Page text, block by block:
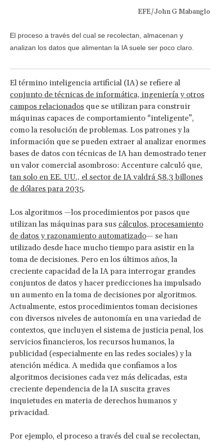
EFE/John G Mabanglo
El proceso a través del cual se recolectan, almacenan y
analizan los datos que alimentan la IA suele ser poco claro.
El término inteligencia artificial (IA) se refiere al
conjunto de técnicas de informática, ingeniería y otros
campos relacionados que se utilizan para construir
máquinas capaces de comportamiento “inteligente”,
como la resolución de problemas. Los patrones y la
información que se pueden extraer al analizar enormes
bases de datos con técnicas de IA han demostrado tener
un valor comercial asombroso: Accenture calculó que,
tan solo en EE. UU., el sector de IA valdrá $8.3 billones
de dólares para 2035.
Los algoritmos —los procedimientos por pasos que
utilizan las máquinas para sus cálculos, procesamiento
de datos y razonamiento automatizado— se han
utilizado desde hace mucho tiempo para asistir en la
toma de decisiones. Pero en los últimos años, la
creciente capacidad de la IA para interrogar grandes
conjuntos de datos y hacer predicciones ha impulsado
un aumento en la toma de decisiones por algoritmos.
Actualmente, estos procedimientos toman decisiones
con diversos niveles de autonomía en una variedad de
contextos, que incluyen el sistema de justicia penal, los
servicios financieros, los recursos humanos, la
publicidad (especialmente en las redes sociales) y la
atención médica. A medida que confiamos a los
algoritmos decisiones cada vez más delicadas, esta
creciente dependencia de la IA suscita graves
inquietudes en materia de derechos humanos y
privacidad.
Por ejemplo, el proceso a través del cual se recolectan,